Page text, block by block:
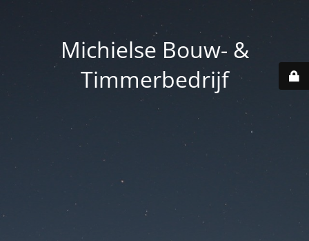
Michielse Bouw- &
Timmerbedrijf